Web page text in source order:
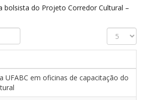
bolsista do Projeto Corredor Cultural –
Exibir
#
UFABC em oficinas de capacitação do